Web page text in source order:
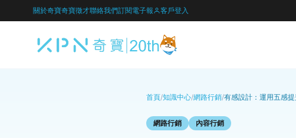
關於奇寶奇寶徵才聯絡我們訂閱電子報 客戶登入
首頁/知識中心/網路行銷/有感設計：運用五感
網路行銷 內容行銷